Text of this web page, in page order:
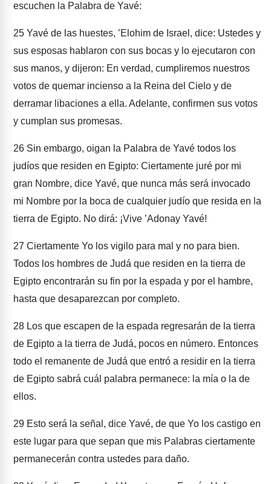
escuchen la Palabra de Yavé:
25 Yavé de las huestes, ʼElohim de Israel, dice: Ustedes y
sus esposas hablaron con sus bocas y lo ejecutaron con
sus manos, y dijeron: En verdad, cumpliremos nuestros
votos de quemar incienso a la Reina del Cielo y de
derramar libaciones a ella. Adelante, confirmen sus votos
y cumplan sus promesas.
26 Sin embargo, oigan la Palabra de Yavé todos los
judíos que residen en Egipto: Ciertamente juré por mi
gran Nombre, dice Yavé, que nunca más será invocado
mi Nombre por la boca de cualquier judío que resida en la
tierra de Egipto. No dirá: ¡Vive ʼAdonay Yavé!
27 Ciertamente Yo los vigilo para mal y no para bien.
Todos los hombres de Judá que residen en la tierra de
Egipto encontrarán su fin por la espada y por el hambre,
hasta que desaparezcan por completo.
28 Los que escapen de la espada regresarán de la tierra
de Egipto a la tierra de Judá, pocos en número. Entonces
todo el remanente de Judá que entró a residir en la tierra
de Egipto sabrá cuál palabra permanece: la mía o la de
ellos.
29 Esto será la señal, dice Yavé, de que Yo los castigo en
este lugar para que sepan que mis Palabras ciertamente
permanecerán contra ustedes para daño.